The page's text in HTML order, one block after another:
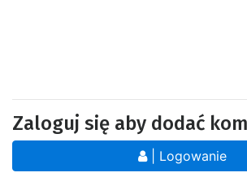
Zaloguj się aby dodać
| Logowanie